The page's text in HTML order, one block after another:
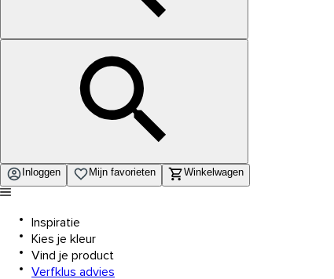
Inloggen Mijn favorieten Winkelwagen
Inspiratie
Kies je kleur
Vind je product
Verfklus advies